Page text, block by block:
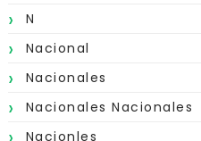
N
Nacional
Nacionales
Nacionales Nacionales
Nacionles